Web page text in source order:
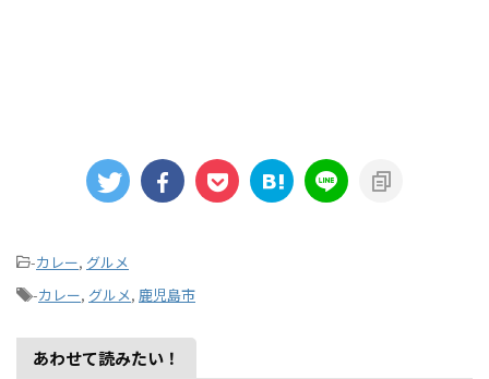
-カレー, グルメ
-カレー, グルメ, 鹿児島市
あわせて読みたい！